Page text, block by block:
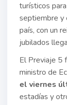
turísticos
septiembre y
país, con un
jubilados
El Previaje 5
ministro de
el viernes
estadías y